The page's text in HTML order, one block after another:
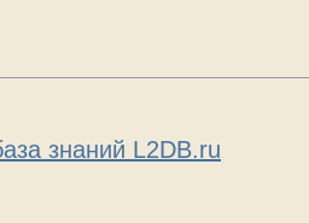
знаний L2DB.ru